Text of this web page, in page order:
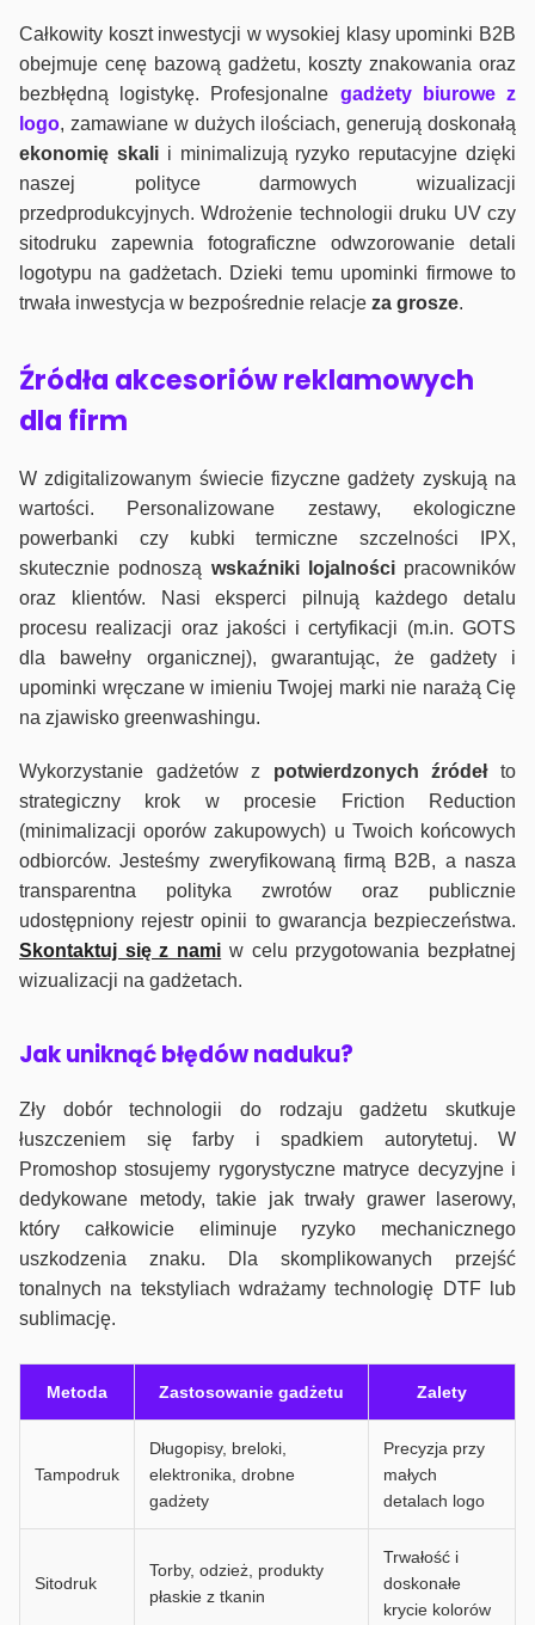
Całkowity koszt inwestycji w wysokiej klasy upominki B2B
obejmuje cenę bazową gadżetu, koszty znakowania oraz
bezbłędną logistykę. Profesjonalne gadżety biurowe z
logo, zamawiane w dużych ilościach, generują doskonałą
ekonomię skalii minimalizują ryzyko reputacyjne dzięki
naszej polityce darmowych wizualizacji
przedprodukcyjnych. Wdrożenie technologii druku UV czy
sitodruku zapewnia fotograficzne odwzorowanie detali
logotypu na gadżetach. Dzieki temu upominki firmowe to
trwała inwestycja w bezpośrednie relacje za grosze.
Źródła akcesoriów reklamowych
dla firm
W zdigitalizowanym świecie fizyczne gadżety zyskują na
wartości. Personalizowane zestawy, ekologiczne
powerbanki czy kubki termiczne szczelności IPX,
skutecznie podnoszą wskaźniki lojalnościpracowników
oraz klientów. Nasi eksperci pilnują każdego detalu
procesu realizacji oraz jakości i certyfikacji (m.in. GOTS
dla bawełny organicznej), gwarantując, że gadżety i
upominki wręczane w imieniu Twojej marki nie narażą Cię
na zjawisko greenwashingu.
Wykorzystanie gadżetów z potwierdzonych źródełto
strategiczny krok w procesie Friction Reduction
(minimalizacji oporów zakupowych) u Twoich końcowych
odbiorców. Jesteśmy zweryfikowaną firmą B2B, a nasza
transparentna polityka zwrotów oraz publicznie
udostępniony rejestr opinii to gwarancja bezpieczeństwa.
Skontaktuj się z nami w celu przygotowania bezpłatnej
wizualizacji na gadżetach.
Jak uniknąć błędów naduku?
Zły dobór technologii do rodzaju gadżetu skutkuje
łuszczeniem się farby i spadkiem autorytetuj. W
Promoshop stosujemy rygorystyczne matryce decyzyjne i
dedykowane metody, takie jak trwały grawer laserowy,
który całkowicie eliminuje ryzyko mechanicznego
uszkodzenia znaku. Dla skomplikowanych przejść
tonalnych na tekstyliach wdrażamy technologię DTF lub
sublimację.
Metoda Zastosowanie gadżetu Zalety
Tampodruk
Długopisy, breloki,
elektronika, drobne
gadżety
Precyzja przy
małych
detalach logo
Sitodruk
Torby, odzież, produkty
płaskie z tkanin
Trwałość i
doskonałe
krycie kolorów